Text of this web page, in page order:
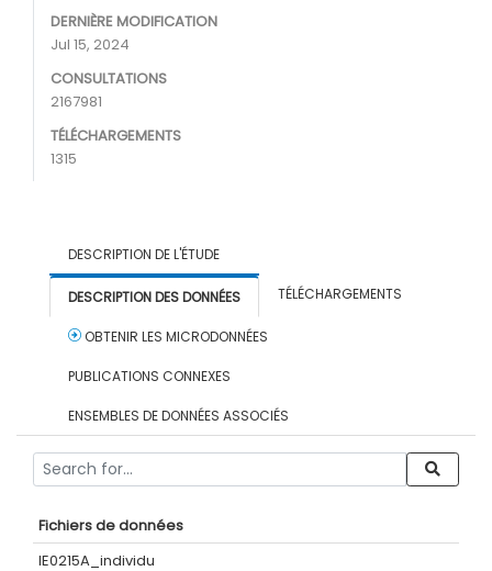
DERNIÈRE MODIFICATION
Jul 15, 2024
CONSULTATIONS
2167981
TÉLÉCHARGEMENTS
1315
DESCRIPTION DE L'ÉTUDE
DESCRIPTION DES DONNÉES TÉLÉCHARGEMENTS
OBTENIR LES MICRODONNÉES
PUBLICATIONS CONNEXES
ENSEMBLES DE DONNÉES ASSOCIÉS
Fichiers de données
IE0215A_individu